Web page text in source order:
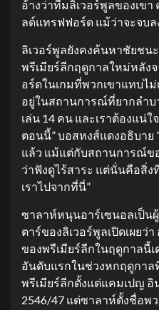
อ้างว่าทีมลิเวอร์พูลของเขา
ลด์แทรฟฟอร์ด แม้ว่าจะจบ
ลิเวอร์พูลยังคงค้นหาชัยชน
พรีเมียร์ลีกฤดูกาลใหม่หลัง
อร์ดในเกมที่พวกเขาแทบไม่
อยู่ในสถานการณ์ที่ยากลำบ
เล่น 14 คน และเราต้องแน่
ตอนนี้” บอสหงส์แดงอธิบาย
แล้ว แม้แต่กับสถานการณ์ข
ว่าฟังดูไร้สาระ แต่นั่นคือสิ่
เราไปจากที่นี่”
ซาลาห์หนุนอาร์เซนอลเป็น
ตาร์ของลิเวอร์พูลเปิดเผยว่
ของพรีเมียร์ลีกในฤดูกาลนี้
อันดับแรกในช่วงหกฤดูกา
พรีเมียร์ลีกตั้งแต่แคมเปญ อิ
2546/47 แต่ซาลาห์ตั้งชื่อพ